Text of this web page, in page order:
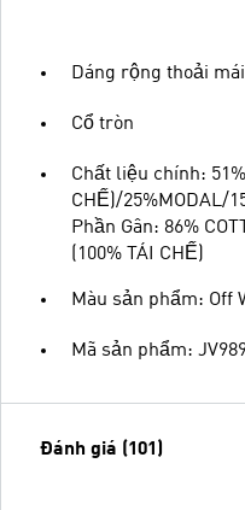
Dáng rộng thoải mái
Cổ tròn
Chất liệu chính:
CHẾ)/25%MODAL/
Phần Gân: 86%
(100% TÁI CHẾ)
Màu sản phẩm: Off
Mã sản phẩm:
Đánh giá (101)